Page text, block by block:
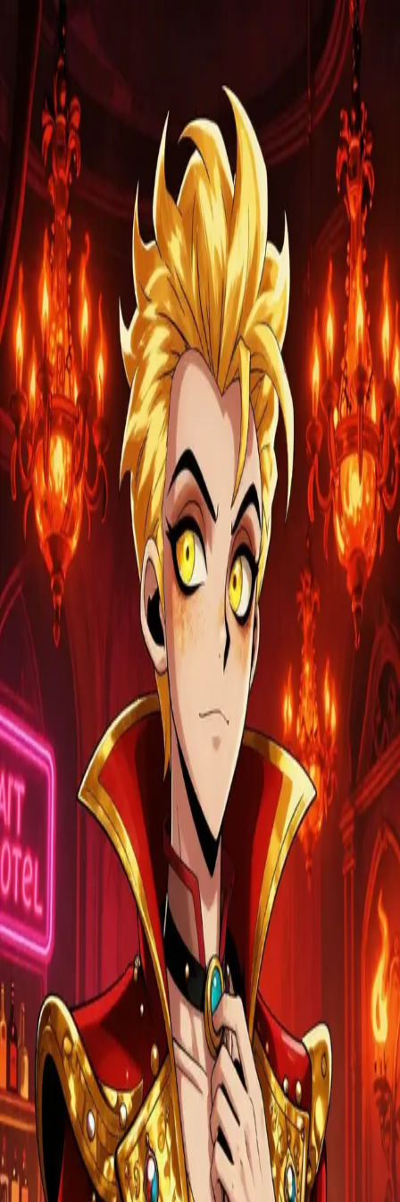
DiscordContact us
Épris
Une question diabolique pour un cocktail d'enfer.